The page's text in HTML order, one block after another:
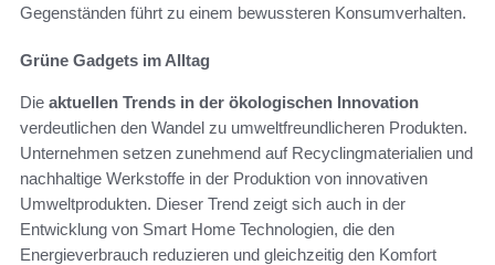
Gegenständen führt zu einem bewussteren Konsumverhalten.
Grüne Gadgets im Alltag
Die aktuellen Trends in der ökologischen Innovation
verdeutlichen den Wandel zu umweltfreundlicheren Produkten.
Unternehmen setzen zunehmend auf Recyclingmaterialien und
nachhaltige Werkstoffe in der Produktion von innovativen
Umweltprodukten. Dieser Trend zeigt sich auch in der
Entwicklung von Smart Home Technologien, die den
Energieverbrauch reduzieren und gleichzeitig den Komfort